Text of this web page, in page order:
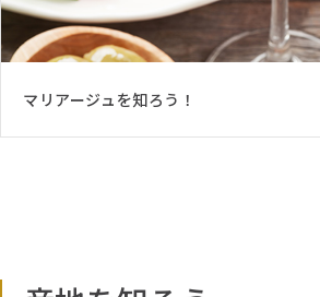
マリアージュを知ろう！